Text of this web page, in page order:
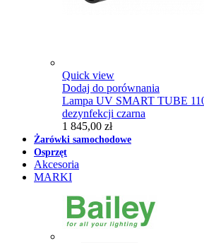
Quick view
Dodaj do porównania
Lampa UV SMART TUBE
dezynfekcji czarna
1 845,00 zł
Żarówki samochodowe
Osprzęt
Akcesoria
MARKI